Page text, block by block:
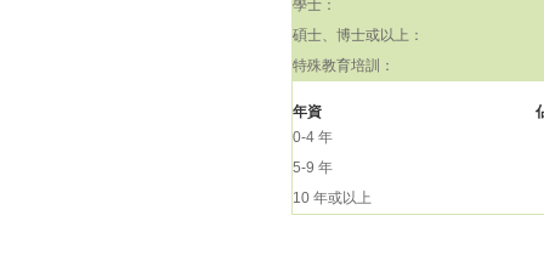
學士：
碩士、博士或以上：
特殊教育培訓：
年資
0-4 年
5-9 年
10 年或以上